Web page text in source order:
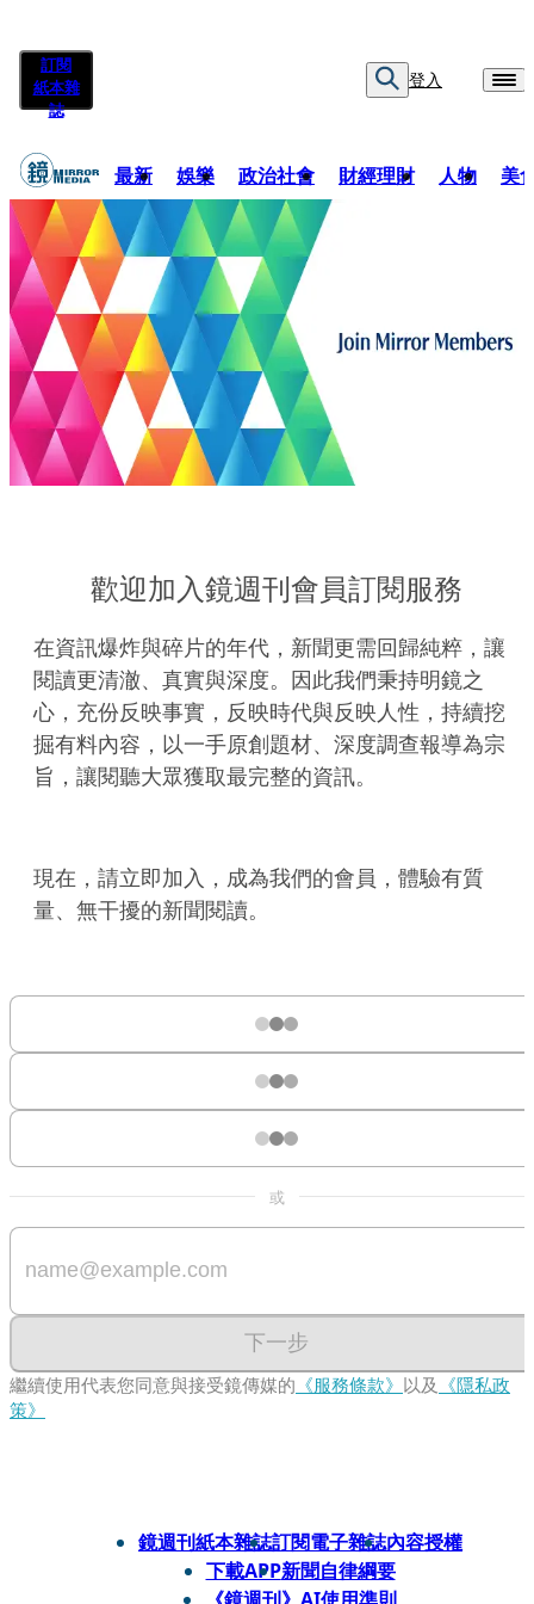
訂閱
紙本雜
誌
登入
最新 娛樂 政治社會 財經理財 人物 美
歡迎加入鏡週刊會員訂閱服務
在資訊爆炸與碎片的年代，新聞更需回歸純粹，讓
閱讀更清澈、真實與深度。因此我們秉持明鏡之
心，充份反映事實，反映時代與反映人性，持續挖
掘有料內容，以一手原創題材、深度調查報導為宗
旨，讓閱聽大眾獲取最完整的資訊。
現在，請立即加入，成為我們的會員，體驗有質
量、無干擾的新聞閱讀。
或
下一步
繼續使用代表您同意與接受鏡傳媒的 《服務條款》 以及 《隱私政
策》
鏡週刊紙本雜誌訂閱電子雜誌內容授權
下載APP新聞自律綱要